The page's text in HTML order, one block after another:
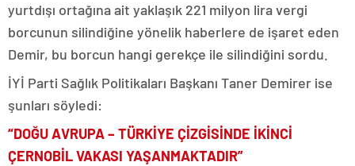
yurtdışı ortağına ait yaklaşık 221 milyon lira vergi
borcunun silindiğine yönelik haberlere de işaret eden
Demir, bu borcun hangi gerekçe ile silindiğini sordu.
İYİ Parti Sağlık Politikaları Başkanı Taner Demirer ise
şunları söyledi:
“DOĞU AVRUPA – TÜRKİYE ÇİZGİSİNDE İKİNCİ
ÇERNOBİL VAKASI YAŞANMAKTADIR”